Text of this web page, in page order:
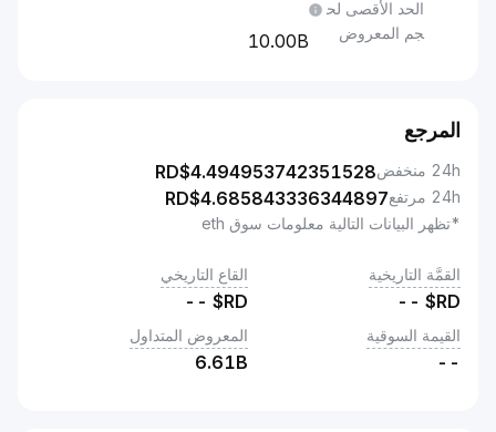
الحد الأقصى لح
جم المعروض
10.00B
المرجع
24h منخفض RD$4.494953742351528
24h مرتفع RD$4.685843336344897
*تظهر البيانات التالية معلومات سوق eth
القمَّة التاريخية
RD$
--
القاع التاريخي
RD$
--
القيمة السوقية
--
المعروض المتداول
6.61B